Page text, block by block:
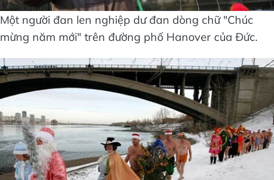
Một người đan len nghiệp dư đan dòng chữ "Chúc
mừng năm mới" trên đường phố Hanover của Đức.